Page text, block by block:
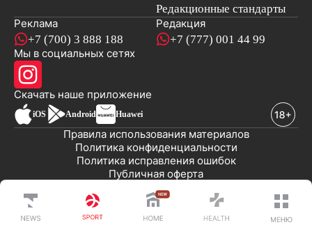
Редакционные стандарты
Реклама
+7 (700) 3 888 188
Редакция
+7 (777) 001 44 99
Мы в социальных сетях
Скачать наше приложениеновостей
iOS Android Huawei
Публичная оферта
Политика исправления ошибок
Политика конфиденциальности
Правила использования материалов
© 2008-2026 ТОО «EML»